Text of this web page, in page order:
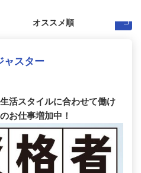
ャスター
活スタイルに合わせて働け
お仕事増加中！